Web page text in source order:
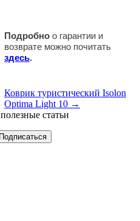
Подробно о гарантии и
возврате можно почитать
здесь.
Коврик туристический Isolon
Optima Light 10 →
статьи